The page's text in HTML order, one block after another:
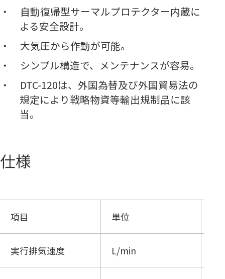
自動復帰型サーマルプロテクター内蔵に
よる安全設計。
大気圧から作動が可能。
シンプル構造で、メンテナンスが容易。
DTC-120は、外国為替及び外国貿易法の
規定により戦略物資等輸出規制品に該
当。
仕様
項目 単位
実行排気速度 L/min